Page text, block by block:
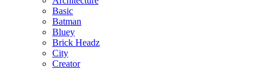
Basic
Batman
Bluey
Brick Headz
City
Creator